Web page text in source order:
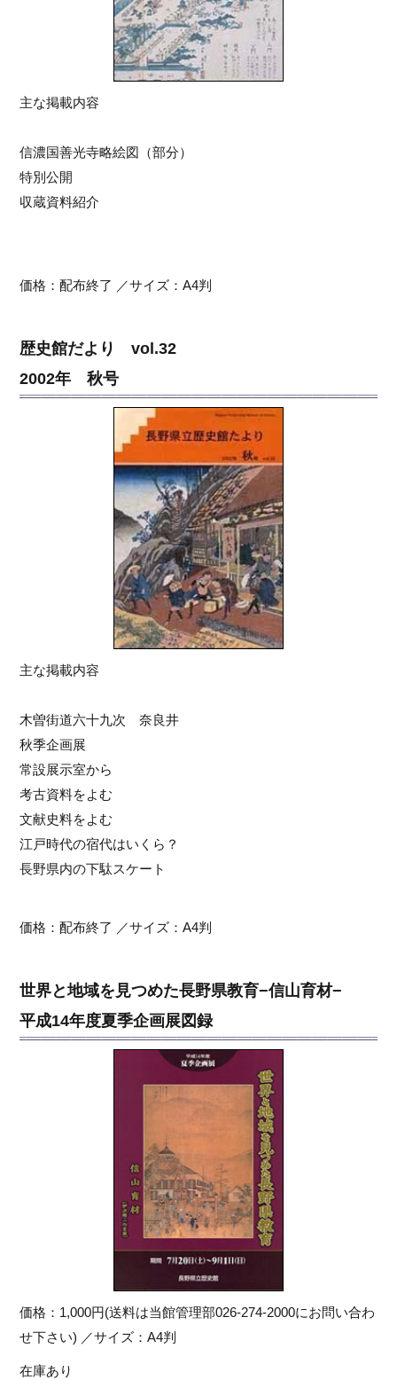
主な掲載内容
信濃国善光寺略絵図（部分）
特別公開
収蔵資料紹介
価格：配布終了 ／サイズ：A4判
歴史館だより vol.32
2002年 秋号
主な掲載内容
木曽街道六十九次 奈良井
秋季企画展
常設展示室から
考古資料をよむ
文献史料をよむ
江戸時代の宿代はいくら？
長野県内の下駄スケート
価格：配布終了 ／サイズ：A4判
世界と地域を見つめた長野県教育−信山育材−
平成14年度夏季企画展図録
価格：1,000円(送料は当館管理部026-274-2000にお問い合わ
せ下さい) ／サイズ：A4判
在庫あり